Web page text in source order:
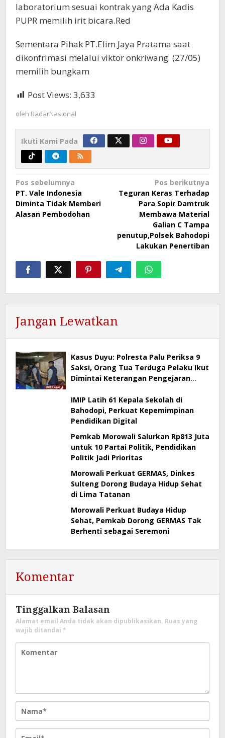
laboratorium sesuai kontrak yang Ada Kadis
PUPR memilih irit bicara.Red
Sementara Pihak PT.Elim Jaya Pratama saat
dikonfrimasi melalui viktor onkriwang (27/05)
memilih bungkam
Post Views: 3,633
oleh RadarNasional
Ikuti Kami Pada
Navigasi
pos
Pos sebelumnya
PT. Vale Indonesia
Diminta Tidak Memberi
Alasan Pembodohan
Pos berikutnya
Teguran Keras Terhadap
Para Sopir Damtruk
Membawa Material
Galian C Tampa
penutup,Polsek Bahodopi
Lakukan Penertiban
Jangan Lewatkan
Kasus Duyu: Polresta Palu Periksa 9
Saksi, Orang Tua Terduga Pelaku Ikut
Dimintai Keterangan Pengejaran
IMIP Latih 61 Kepala Sekolah di
Bahodopi, Perkuat Kepemimpinan
Pendidikan Digital
Pemkab Morowali Salurkan Rp813 Juta
untuk 10 Partai Politik, Pendidikan
Politik Jadi Prioritas
Morowali Perkuat GERMAS, Dinkes
Sulteng Dorong Budaya Hidup Sehat
di Lima Tatanan
Morowali Perkuat Budaya Hidup
Sehat, Pemkab Dorong GERMAS Tak
Berhenti sebagai Seremoni
Komentar
Tinggalkan Balasan
Alamat email Anda tidak akan dipublikasikan. Ruas yang
wajib ditandai *